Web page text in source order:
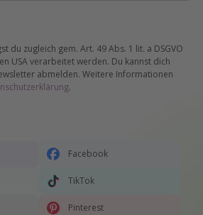
du zugleich gem. Art. 49 Abs. 1 lit. a DSGVO
USA verarbeitet werden. Du kannst dich
abmelden. Weitere Informationen
.
Facebook
TikTok
Pinterest